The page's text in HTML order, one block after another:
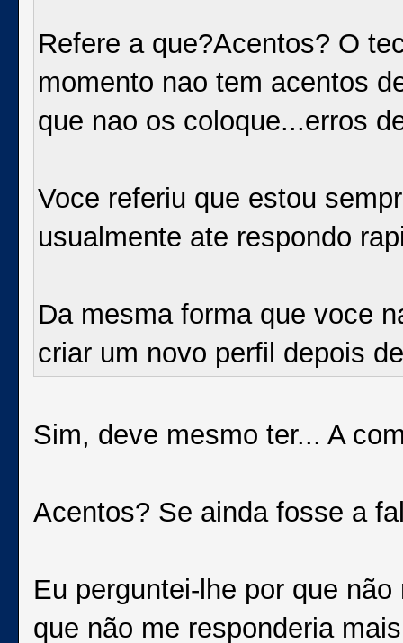
Refere a que?Acentos? O
momento nao tem acentos
que nao os coloque...erros
Voce referiu que estou
usualmente ate respondo
Da mesma forma que voce
criar um novo perfil depois
Sim, deve mesmo ter... A
Acentos? Se ainda fosse a
Eu perguntei-lhe por que
que não me responderia